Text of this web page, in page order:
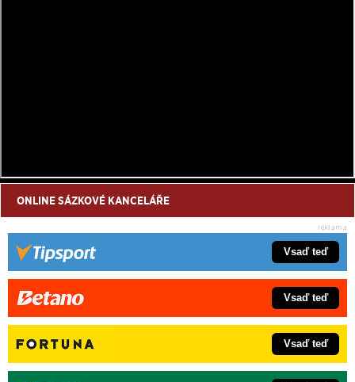
ONLINE SÁZKOVÉ KANCELÁŘE
Vsaď teď
Vsaď teď
Vsaď teď